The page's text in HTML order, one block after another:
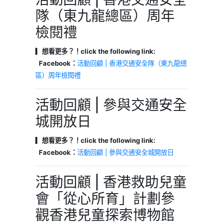
隊（東九龍總區）周年
檢閱禮
▎想看更多？！click the following link:
Facebook： 活動回顧 | 香港交通安全隊（東九龍總
區）周年檢閱禮
活動回顧 | 參與交通安全
城開放日
▎想看更多？！click the following link:
Facebook： 活動回顧 | 參與交通安全城開放日
活動回顧 | 香港救助兒童
會「從心所育」計劃參
觀香港兒童探索博物館